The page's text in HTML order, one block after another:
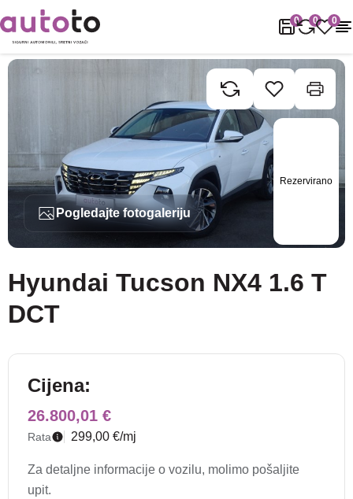
0 0 0
Naslovnica Rabljena vozila Hyundai Tucson
Rezervirano
Pogledajte fotogaleriju
Hyundai Tucson NX4 1.6 T
DCT
Cijena:
26.800,01 €
Rata 299,00 €/mj
Za detaljne informacije o vozilu, molimo pošaljite
upit.